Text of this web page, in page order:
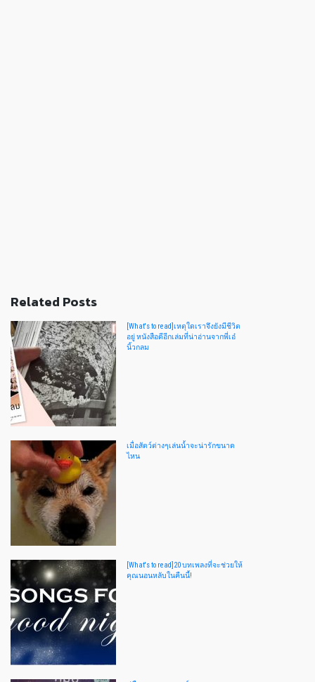
Related Posts
[What's to read]เหตุใดเราจึงยังมีชีวิต
อยู่ หนังสือดีอีกเล่มที่น่าอ่านจากพี่เอ๋
นิ้วกลม
เมื่อสัตว์ต่างๆเล่นน้ำจะน่ารักขนาด
ไหน
[What's to read]20 บทเพลงที่จะช่วยให้
คุณนอนหลับในคืนนี้!